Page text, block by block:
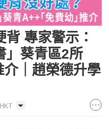
專家警示：
」葵青區2所
｜趙榮德升學